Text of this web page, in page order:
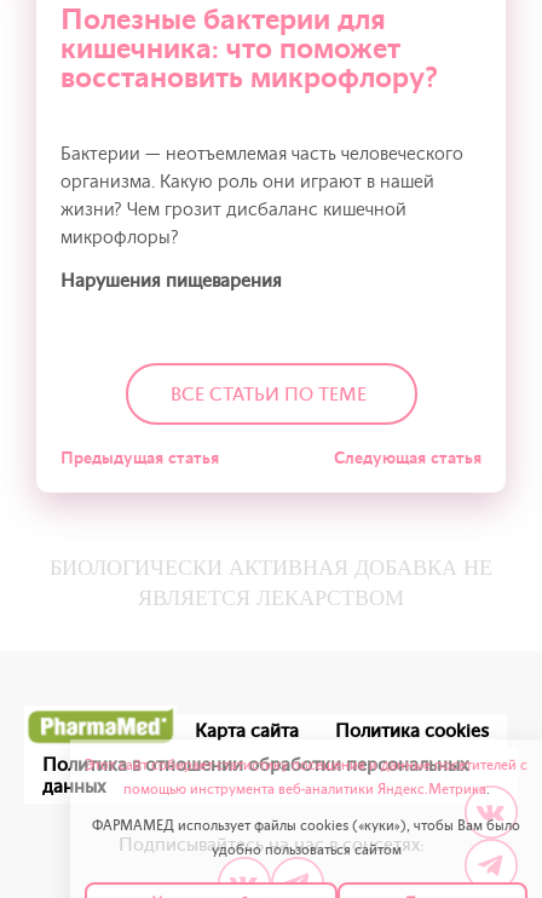
Полезные бактерии для
кишечника: что поможет
восстановить микрофлору?
Бактерии — неотъемлемая часть человеческого
организма. Какую роль они играют в нашей
жизни? Чем грозит дисбаланс кишечной
микрофлоры?
Нарушения пищеварения
ВСЕ СТАТЬИ ПО ТЕМЕ
Предыдущая статья Следующая статья
БИОЛОГИЧЕСКИ АКТИВНАЯ ДОБАВКА НЕ
ЯВЛЯЕТСЯ ЛЕКАРСТВОМ
Карта сайта
Политика cookies
Политика в отношении обработки персональных
данных
Подписывайтесь на нас в соцсетях:
Этот сайт собирает статистику посещения и данные посетителей с
помощью инструмента веб-аналитики Яндекс.Метрика.
ФАРМАМЕД использует файлы cookies («куки»), чтобы Вам было
удобно пользоваться сайтом